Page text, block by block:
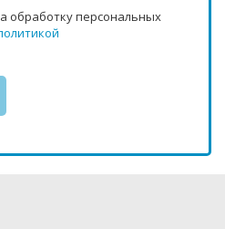
обработку персональных